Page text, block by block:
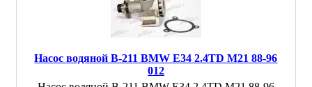
Насос водяной B-211 BMW E34 2.4TD M21 88-96
012